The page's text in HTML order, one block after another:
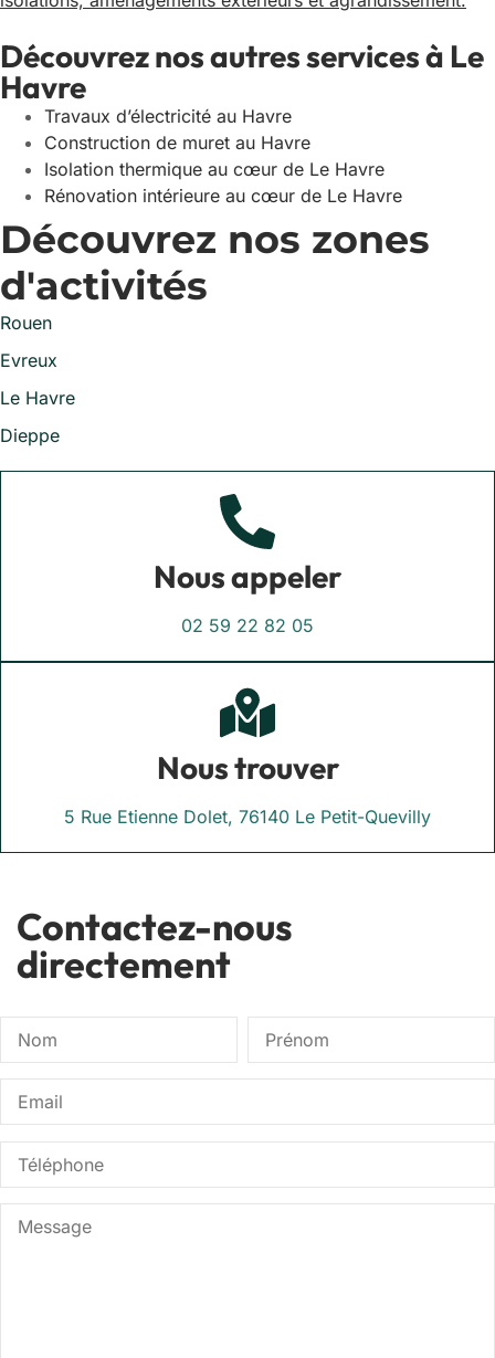
Découvrez nos autres services à Le
Havre
Travaux d’électricité au Havre
Construction de muret au Havre
Isolation thermique au cœur de Le Havre
Rénovation intérieure au cœur de Le Havre
Découvrez nos zones
d'activités
Rouen
Evreux
Le Havre
Dieppe
Nous appeler
02 59 22 82 05
Nous trouver
5 Rue Etienne Dolet, 76140 Le Petit-Quevilly
Contactez-nous
directement